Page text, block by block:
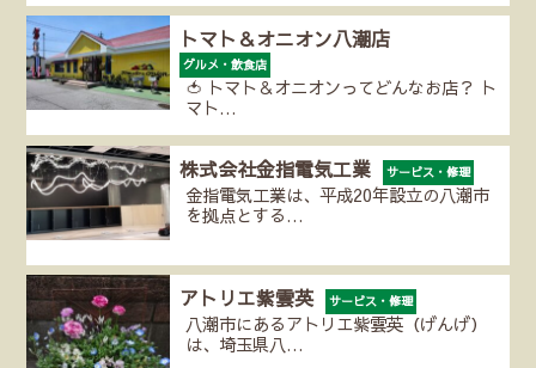
トマト＆オニオン八潮店
グルメ・飲食店
🍅 トマト＆オニオンってどんなお店？ ト
マト…
株式会社金指電気工業 サービス・修理
金指電気工業は、平成20年設立の八潮市
を拠点とする…
アトリエ紫雲英 サービス・修理
八潮市にあるアトリエ紫雲英（げんげ）
は、埼玉県八…